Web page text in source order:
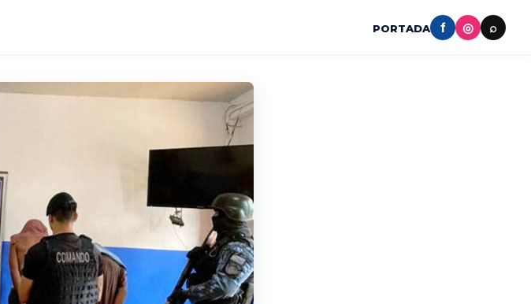
PORTADA f ◎ ⌕